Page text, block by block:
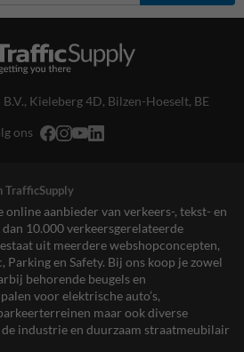
Kieleberg 4D, Bilzen-Hoeselt, BE
ons
TrafficSupply
aanbieder van verkeers-, tekst- en
10.000 verkeersgerelateerde
uit meerdere webshopconcepten,
en Safety. Bij ons koop je zowel
behorende beugels en
voor elektrische auto’s,
maar ook diverse
industrie en duurzaam straatmeubilair